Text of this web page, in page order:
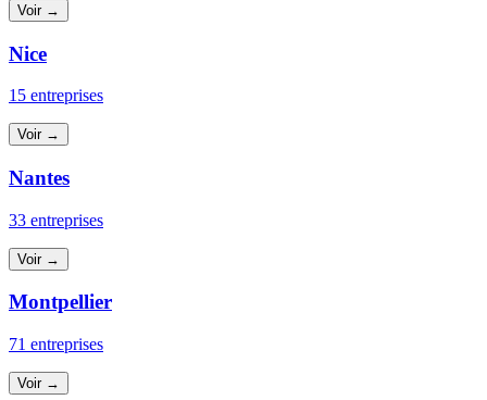
Voir →
Nice
15 entreprises
Voir →
Nantes
33 entreprises
Voir →
Montpellier
71 entreprises
Voir →